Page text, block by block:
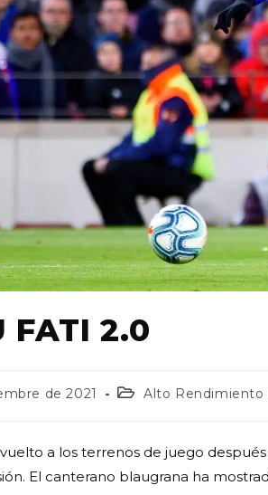
FATI 2.0
de 2021 Alto Rendimiento
a los terrenos de juego
El canterano blaugrana ha